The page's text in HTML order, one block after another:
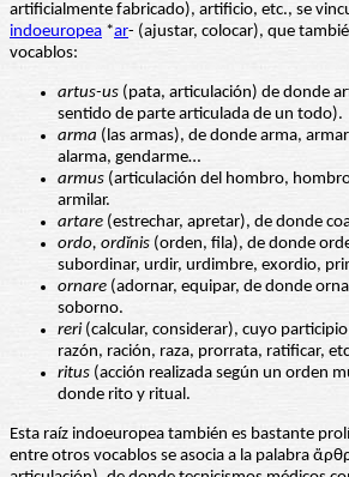
artificialmente fabricado), artificio, etc., se
indoeuropea *ar- (ajustar, colocar), que
vocablos:
artus-us (pata, articulación) de donde
sentido de parte articulada de un todo).
arma (las armas), de donde arma,
alarma, gendarme…
armus (articulación del hombro,
armilar.
artare (estrechar, apretar), de donde
ordo, ordĭnis (orden, fila), de donde
subordinar, urdir, urdimbre, exordio,
ornare (adornar, equipar, de donde
soborno.
reri(calcular, considerar), cuyo participio
razón, ración, raza, prorrata, ratificar,
ritus (acción realizada según un orden
donde rito y ritual.
Esta raíz indoeuropea también es bastante
entre otros vocablos se asocia a la palabra